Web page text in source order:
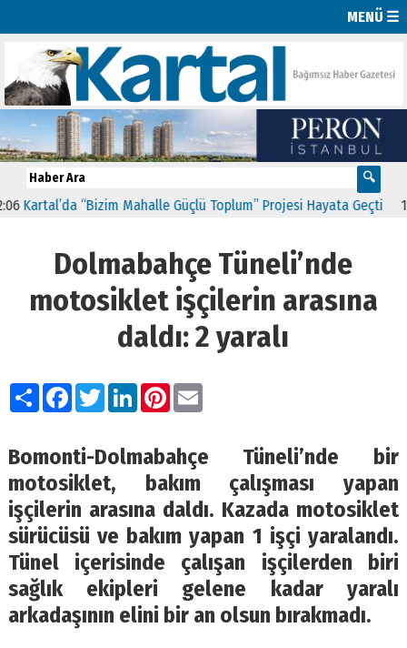
MENÜ ☰
“Bizim Mahalle Güçlü Toplum” Projesi Hayata Geçti 11:41
Dolmabahçe Tüneli’nde
motosiklet işçilerin arasına
daldı: 2 yaralı
PaylaşFacebook
TwitterLinkedIn
Pinterest
Email
Bomonti-Dolmabahçe Tüneli’nde bir
motosiklet, bakım çalışması yapan
işçilerin arasına daldı. Kazada motosiklet
sürücüsü ve bakım yapan 1 işçi yaralandı.
Tünel içerisinde çalışan işçilerden biri
sağlık ekipleri gelene kadar yaralı
arkadaşının elini bir an olsun bırakmadı.